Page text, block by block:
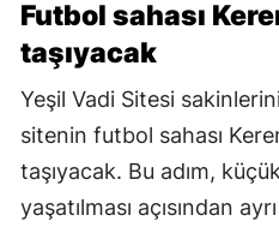
Futbol sahası
taşıyacak
Yeşil Vadi Sitesi
sitenin futbol sahası
taşıyacak. Bu adım,
yaşatılması açısından